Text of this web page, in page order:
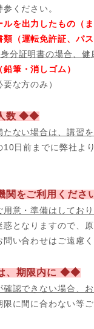
ください。
を出力したもの（
（運転免許証、パス
分証明書の場合、
筆・消しゴム）
要な方のみ）
数 ◆◆
ない場合は、講習
10日前までに弊社よ
をご利用くだ
意・準備はしており
となりますので、
い合わせはご遠慮く
、期限内に ◆◆
確認できない場合、
に間に合わない等